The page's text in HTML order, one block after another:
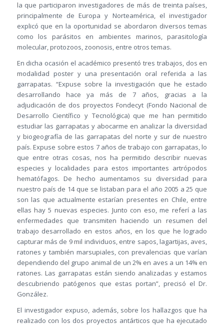
la que participaron investigadores de más de treinta países,
principalmente de Europa y Norteamérica, el investigador
explicó que en la oportunidad se abordaron diversos temas
como los parásitos en ambientes marinos, parasitología
molecular, protozoos, zoonosis, entre otros temas.
En dicha ocasión el académico presentó tres trabajos, dos en
modalidad poster y una presentación oral referida a las
garrapatas. “Expuse sobre la investigación que he estado
desarrollando hace ya más de 7 años, gracias a la
adjudicación de dos proyectos Fondecyt (Fondo Nacional de
Desarrollo Científico y Tecnológica) que me han permitido
estudiar las garrapatas y abocarme en analizar la diversidad
y biogeografía de las garrapatas del norte y sur de nuestro
país. Expuse sobre estos 7 años de trabajo con garrapatas, lo
que entre otras cosas, nos ha permitido describir nuevas
especies y localidades para estos importantes artrópodos
hematófagos. De hecho aumentamos su diversidad para
nuestro país de 14 que se listaban para el año 2005 a 25 que
son las que actualmente estarían presentes en Chile, entre
ellas hay 5 nuevas especies. Junto con eso, me referí a las
enfermedades que transmiten haciendo un resumen del
trabajo desarrollado en estos años, en los que he logrado
capturar más de 9 mil individuos, entre sapos, lagartijas, aves,
ratones y también marsupiales, con prevalencias que varían
dependiendo del grupo animal de un 2% en aves a un 14% en
ratones. Las garrapatas están siendo analizadas y estamos
descubriendo patógenos que estas portan”, precisó el Dr.
González.
El investigador expuso, además, sobre los hallazgos que ha
realizado con los dos proyectos antárticos que ha ejecutado